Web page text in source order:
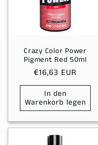
Crazy Color Power
Pigment Red 50ml
Normaler
Preis
€16,63 EUR
In den
Warenkorb legen